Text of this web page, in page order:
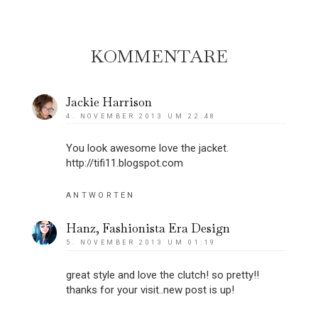
KOMMENTARE
Jackie Harrison
4. NOVEMBER 2013 UM 22:48
You look awesome love the jacket.
http://tifi11.blogspot.com
ANTWORTEN
Hanz, Fashionista Era Design
5. NOVEMBER 2013 UM 01:19
great style and love the clutch! so pretty!!
thanks for your visit..new post is up!